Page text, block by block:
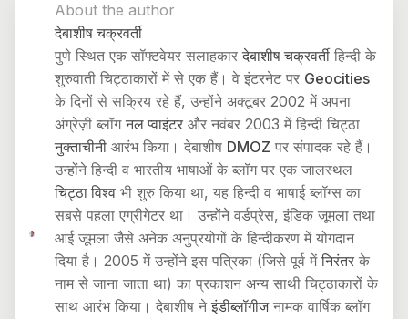
About the author
देबाशीष चक्रवर्ती
पुणे स्थित एक सॉफ्टवेयर सलाहकारदेबाशीष चक्रवर्ती हिन्दी के
शुरुवाती चिट्ठाकारों में से एक हैं। वे इंटरनेट पर Geocities
के दिनों से सक्रिय रहे हैं, उन्होंने अक्टूबर 2002 में अपना
अंग्रेज़ी ब्लॉगनल प्वाइंटर और नवंबर 2003 में हिन्दी चिट्ठा
नुक्ताचीनी आरंभ किया। देबाशीष DMOZ पर संपादक रहे हैं।
उन्होंने हिन्दी व भारतीय भाषाओं के ब्लॉग पर एक जालस्थल
चिट्ठा विश्व भी शुरु किया था, यह हिन्दी व भाषाई ब्लॉग्स का
सबसे पहला एग्रीगेटर था। उन्होंने वर्डप्रेस, इंडिक जूमला तथा
आई जूमला जैसे अनेक अनुप्रयोगों के हिन्दीकरण में योगदान
दिया है। 2005 में उन्होंने इस पत्रिका (जिसे पूर्व मेंनिरंतर के
नाम से जाना जाता था) का प्रकाशन अन्य साथी चिट्ठाकारों के
साथ आरंभ किया। देबाशीष नेइंडीब्लॉगीजनामक वार्षिक ब्लॉग